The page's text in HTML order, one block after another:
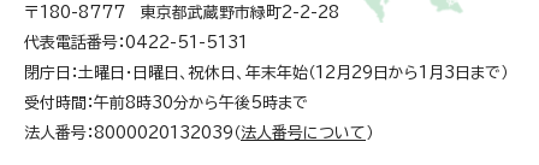
〒180-8777 東京都武蔵野市緑町2-2-28
代表電話番号：0422-51-5131
閉庁日：土曜日・日曜日、祝休日、年末年始（12月29日から1月3日まで）
受付時間：午前8時30分から午後5時まで
法人番号：8000020132039（ 法人番号について ）